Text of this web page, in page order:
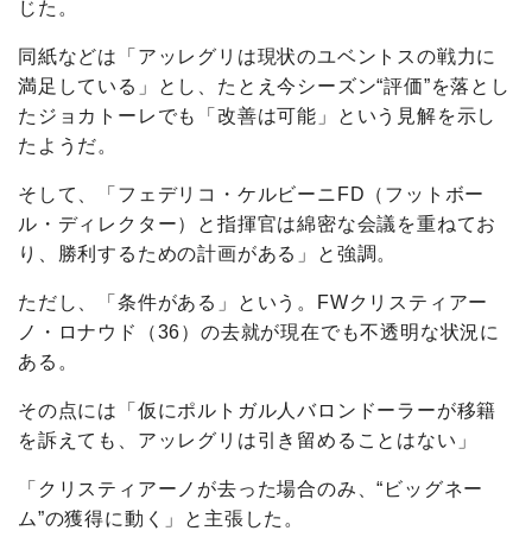
じた。
同紙などは「アッレグリは現状のユベントスの戦力に
満足している」とし、たとえ今シーズン“評価”を落とし
たジョカトーレでも「改善は可能」という見解を示し
たようだ。
そして、「フェデリコ・ケルビーニFD（フットボー
ル・ディレクター）と指揮官は綿密な会議を重ねてお
り、勝利するための計画がある」と強調。
ただし、「条件がある」という。FWクリスティアー
ノ・ロナウド（36）の去就が現在でも不透明な状況に
ある。
その点には「仮にポルトガル人バロンドーラーが移籍
を訴えても、アッレグリは引き留めることはない」
「クリスティアーノが去った場合のみ、“ビッグネー
ム”の獲得に動く」と主張した。